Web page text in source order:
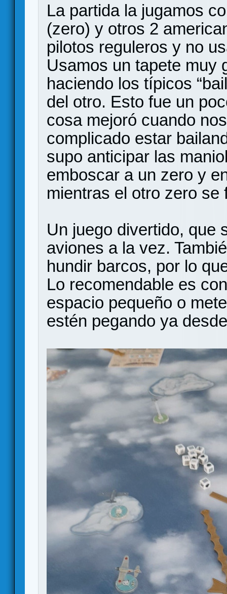
La partida la jugamos
(zero) y otros 2
pilotos reguleros y no
Usamos un tapete muy
haciendo los típicos
del otro. Esto fue un
cosa mejoró cuando
complicado estar
supo anticipar las
emboscar a un zero y
mientras el otro zero se
Un juego divertido, que
aviones a la vez.
hundir barcos, por lo
Lo recomendable es
espacio pequeño o
estén pegando ya